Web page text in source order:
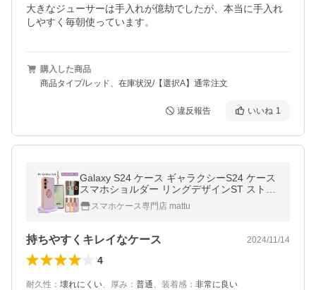
大きなジューサーは手入れが億劫でしたが、本当に手入れ
しやすく毎朝使っています。
購入した商品
商品タイプ/レッド、在庫状況/【選択A】通常注文
違反報告 いいね 1
Galaxy S24 ケース ギャラクシーS24 ケース
スマホショルダー リングデザインST ストラ
ップ galaxys24 カバー SC-51E スマホケー
ス 携帯ケース 携帯カバー
スマホケース専門店 mattu
持ちやすくキレイなケース 2024/11/14
4
耐久性 ： 壊れにくい、 厚み ： 普通、 装着感 ： 非常に良い